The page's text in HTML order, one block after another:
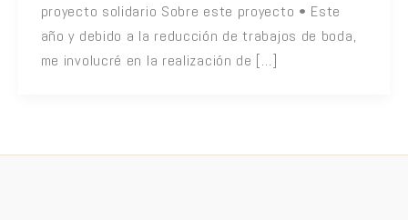
proyecto solidario Sobre este proyecto • Este
año y debido a la reducción de trabajos de boda,
me involucré en la realización de […]